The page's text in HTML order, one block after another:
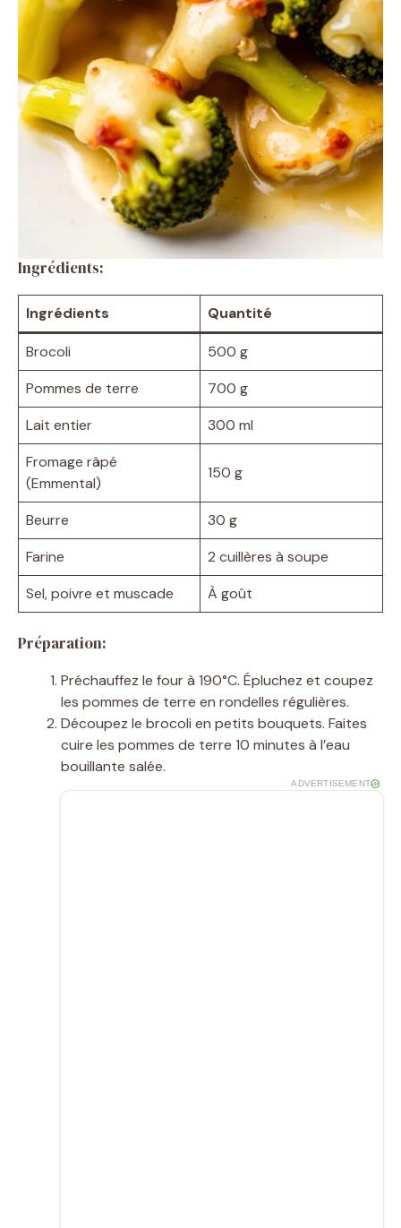
Ingrédients:
Ingrédients Quantité
Brocoli
500 g
Pommes de terre
700 g
Lait entier
300 ml
Fromage râpé
(Emmental)
150 g
Beurre
30 g
Farine
2 cuillères à soupe
Sel, poivre et muscade
À goût
Préparation:
Préchauffez le four à 190°C. Épluchez et coupez
les pommes de terre en rondelles régulières.
Découpez le brocoli en petits bouquets. Faites
cuire les pommes de terre 10 minutes à l’eau
bouillante salée.
ADVERTISEMENT